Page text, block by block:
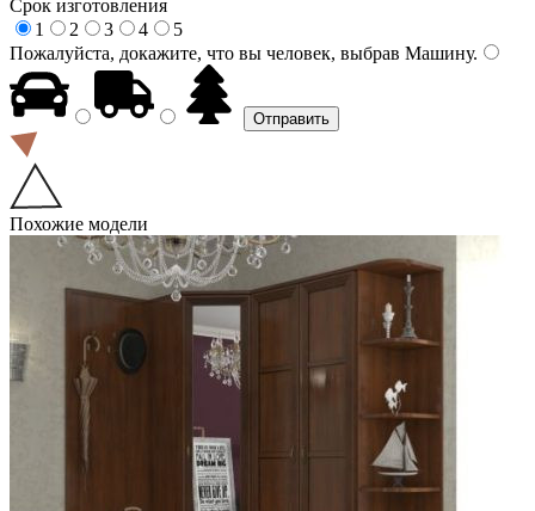
Срок изготовления
1
2 3 4
5
Пожалуйста, докажите, что вы человек, выбрав Машину.
Похожие модели